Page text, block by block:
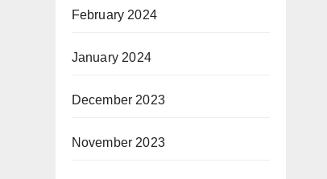
February 2024
January 2024
December 2023
November 2023